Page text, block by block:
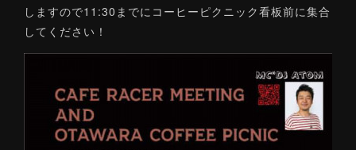
しますので11:30までにコーヒーピクニック看板前に集合
してください！